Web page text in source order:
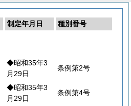
制定年月日
種別番号
◆昭和35年3
月29日
条例第2号
◆昭和35年3
月29日
条例第4号